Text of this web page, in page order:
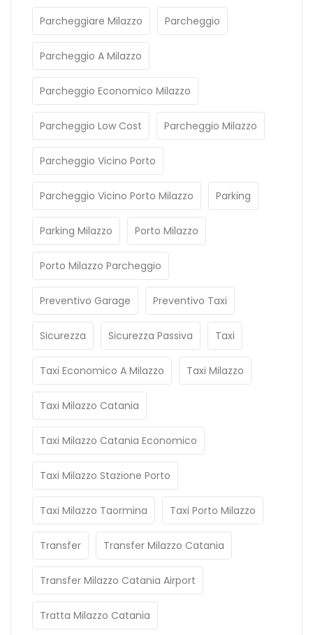
Parcheggiare Milazzo Parcheggio
Parcheggio A Milazzo
Parcheggio Economico Milazzo
Parcheggio Low Cost Parcheggio Milazzo
Parcheggio Vicino Porto
Parcheggio Vicino Porto Milazzo Parking
Parking Milazzo Porto Milazzo
Porto Milazzo Parcheggio
Preventivo Garage Preventivo Taxi
Sicurezza Sicurezza Passiva Taxi
Taxi Economico A Milazzo Taxi Milazzo
Taxi Milazzo Catania
Taxi Milazzo Catania Economico
Taxi Milazzo Stazione Porto
Taxi Milazzo Taormina Taxi Porto Milazzo
Transfer Transfer Milazzo Catania
Transfer Milazzo Catania Airport
Tratta Milazzo Catania